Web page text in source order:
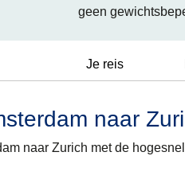
geen
Je reis
naar
naar Zurich met de